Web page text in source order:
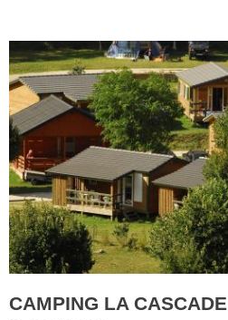
CAMPING LA CASCADE